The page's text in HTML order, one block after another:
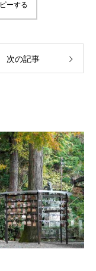
ーする
次の記事